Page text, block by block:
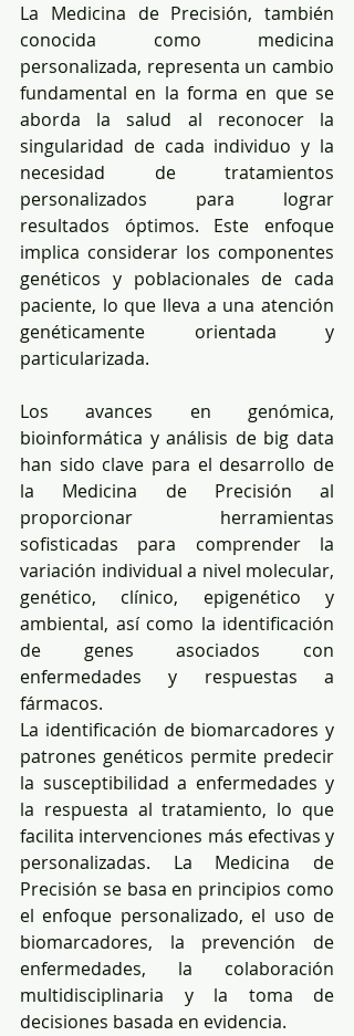
La Medicina de Precisión, también
conocida como medicina
personalizada, representa un cambio
fundamental en la forma en que se
aborda la salud al reconocer la
singularidad de cada individuo y la
necesidad de tratamientos
personalizados para lograr
resultados óptimos. Este enfoque
implica considerar los componentes
genéticos y poblacionales de cada
paciente, lo que lleva a una atención
genéticamente orientada y
particularizada.
Los avances en genómica,
bioinformática y análisis de big data
han sido clave para el desarrollo de
la Medicina de Precisión al
proporcionar herramientas
sofisticadas para comprender la
variación individual a nivel molecular,
genético, clínico, epigenético y
ambiental, así como la identificación
de genes asociados con
enfermedades y respuestas a
fármacos.
La identificación de biomarcadores y
patrones genéticos permite predecir
la susceptibilidad a enfermedades y
la respuesta al tratamiento, lo que
facilita intervenciones más efectivas y
personalizadas. La Medicina de
Precisión se basa en principios como
el enfoque personalizado, el uso de
biomarcadores, la prevención de
enfermedades, la colaboración
multidisciplinaria y la toma de
decisiones basada en evidencia.